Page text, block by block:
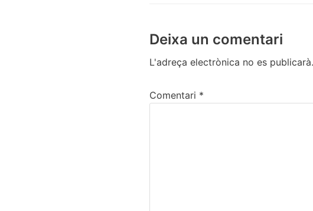
Deixa un comentari
L'adreça electrònica no es publicarà.
Comentari *